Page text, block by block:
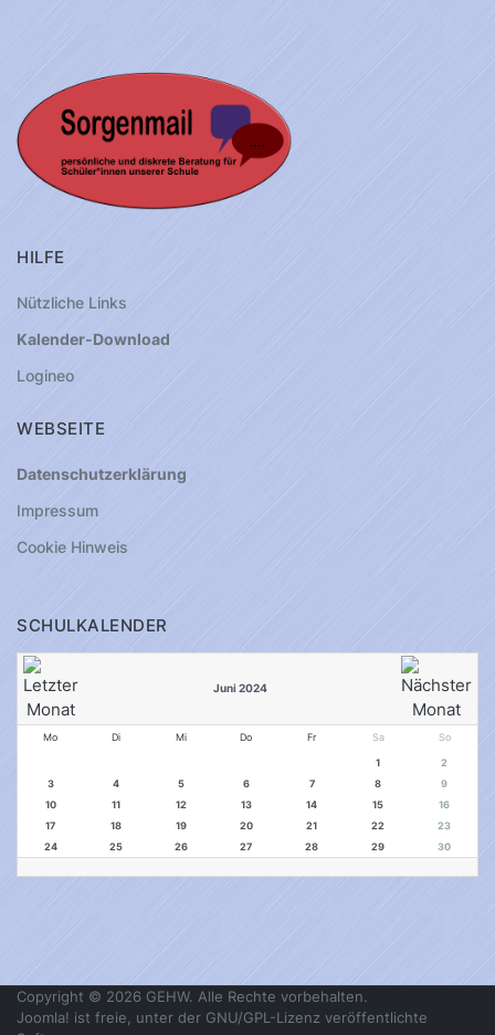
HILFE
Nützliche Links
Kalender-Download
Logineo
WEBSEITE
Datenschutzerklärung
Impressum
Cookie Hinweis
SCHULKALENDER
Juni 2024
Mo Di Mi Do Fr Sa So
1
2
3
4 5 6 7 8
9
10
11 12 13 14 15
16
17
18 19 20 21 22
23
24
25 26 27 28 29 30
Copyright © 2026 GEHW. Alle Rechte vorbehalten.
Joomla! ist freie, unter der GNU/GPL-Lizenz veröffentlichte